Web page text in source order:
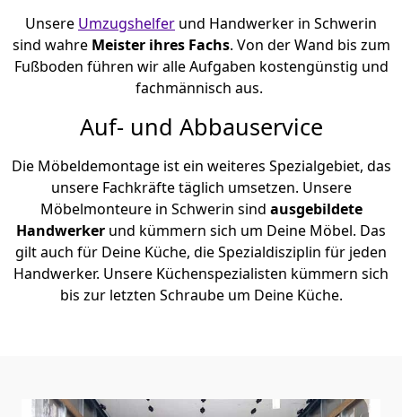
Unsere Umzugshelfer und Handwerker in Schwerin
sind wahre Meister ihres Fachs. Von der Wand bis zum
Fußboden führen wir alle Aufgaben kostengünstig und
fachmännisch aus.
Auf- und Abbauservice
Die Möbeldemontage ist ein weiteres Spezialgebiet, das
unsere Fachkräfte täglich umsetzen. Unsere
Möbelmonteure in Schwerin sind ausgebildete
Handwerker und kümmern sich um Deine Möbel. Das
gilt auch für Deine Küche, die Spezialdisziplin für jeden
Handwerker. Unsere Küchenspezialisten kümmern sich
bis zur letzten Schraube um Deine Küche.